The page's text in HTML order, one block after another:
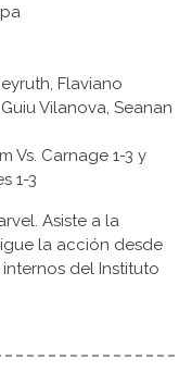
Flaviano
Vilanova, Seanan
Vs. Carnage 1-3 y
1-3
Asiste a la
la acción desde
del Instituto